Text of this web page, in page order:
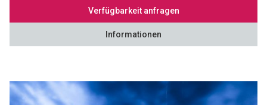
Verfügbarkeit anfragen
Informationen